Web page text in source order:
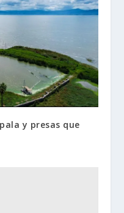
y presas que